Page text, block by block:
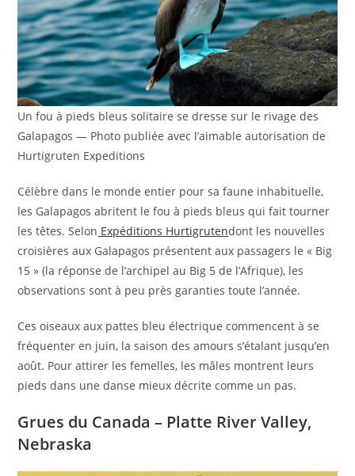
Un fou à pieds bleus solitaire se dresse sur le rivage des
Galapagos — Photo publiée avec l’aimable autorisation de
Hurtigruten Expeditions
Célèbre dans le monde entier pour sa faune inhabituelle,
les Galapagos abritent le fou à pieds bleus qui fait tourner
les têtes. Selon Expéditions Hurtigrutendont les nouvelles
croisières aux Galapagos présentent aux passagers le « Big
15 » (la réponse de l’archipel au Big 5 de l’Afrique), les
observations sont à peu près garanties toute l’année.
Ces oiseaux aux pattes bleu électrique commencent à se
fréquenter en juin, la saison des amours s’étalant jusqu’en
août. Pour attirer les femelles, les mâles montrent leurs
pieds dans une danse mieux décrite comme un pas.
Grues du Canada – Platte River Valley,
Nebraska